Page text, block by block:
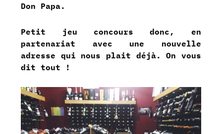
Don Papa.
Petit jeu concours donc, en
partenariat avec une nouvelle
adresse qui nous plait déjà. On vous
dit tout !